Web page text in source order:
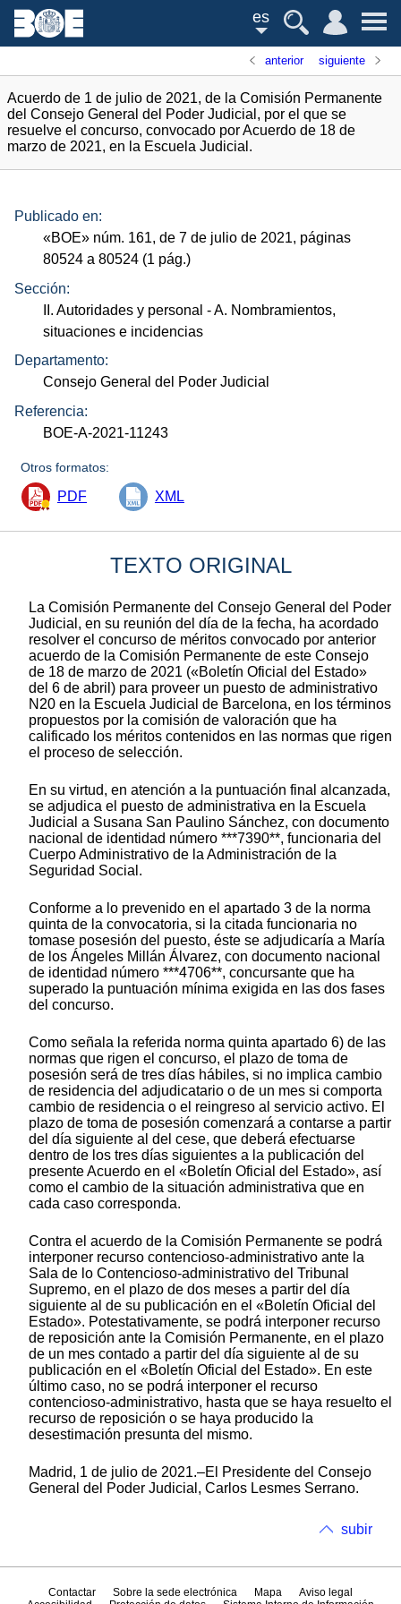
es
anterior siguiente
Acuerdo de 1 de julio de 2021, de la Comisión Permanente
del Consejo General del Poder Judicial, por el que se
resuelve el concurso, convocado por Acuerdo de 18 de
marzo de 2021, en la Escuela Judicial.
Publicado en:
«BOE» núm. 161, de 7 de julio de 2021, páginas
80524 a 80524 (1 pág.)
Sección:
II. Autoridades y personal - A. Nombramientos,
situaciones e incidencias
Departamento:
Consejo General del Poder Judicial
Referencia:
BOE-A-2021-11243
Otros formatos:
PDF XML
TEXTO ORIGINAL
La Comisión Permanente del Consejo General del Poder
Judicial, en su reunión del día de la fecha, ha acordado
resolver el concurso de méritos convocado por anterior
acuerdo de la Comisión Permanente de este Consejo
de 18 de marzo de 2021 («Boletín Oficial del Estado»
del 6 de abril) para proveer un puesto de administrativo
N20 en la Escuela Judicial de Barcelona, en los términos
propuestos por la comisión de valoración que ha
calificado los méritos contenidos en las normas que rigen
el proceso de selección.
En su virtud, en atención a la puntuación final alcanzada,
se adjudica el puesto de administrativa en la Escuela
Judicial a Susana San Paulino Sánchez, con documento
nacional de identidad número ***7390**, funcionaria del
Cuerpo Administrativo de la Administración de la
Seguridad Social.
Conforme a lo prevenido en el apartado 3 de la norma
quinta de la convocatoria, si la citada funcionaria no
tomase posesión del puesto, éste se adjudicaría a María
de los Ángeles Millán Álvarez, con documento nacional
de identidad número ***4706**, concursante que ha
superado la puntuación mínima exigida en las dos fases
del concurso.
Como señala la referida norma quinta apartado 6) de las
normas que rigen el concurso, el plazo de toma de
posesión será de tres días hábiles, si no implica cambio
de residencia del adjudicatario o de un mes si comporta
cambio de residencia o el reingreso al servicio activo. El
plazo de toma de posesión comenzará a contarse a partir
del día siguiente al del cese, que deberá efectuarse
dentro de los tres días siguientes a la publicación del
presente Acuerdo en el «Boletín Oficial del Estado», así
como el cambio de la situación administrativa que en
cada caso corresponda.
Contra el acuerdo de la Comisión Permanente se podrá
interponer recurso contencioso-administrativo ante la
Sala de lo Contencioso-administrativo del Tribunal
Supremo, en el plazo de dos meses a partir del día
siguiente al de su publicación en el «Boletín Oficial del
Estado». Potestativamente, se podrá interponer recurso
de reposición ante la Comisión Permanente, en el plazo
de un mes contado a partir del día siguiente al de su
publicación en el «Boletín Oficial del Estado». En este
último caso, no se podrá interponer el recurso
contencioso-administrativo, hasta que se haya resuelto el
recurso de reposición o se haya producido la
desestimación presunta del mismo.
Madrid, 1 de julio de 2021.–El Presidente del Consejo
General del Poder Judicial, Carlos Lesmes Serrano.
subir
Contactar Sobre la sede electrónica Mapa
Aviso legal